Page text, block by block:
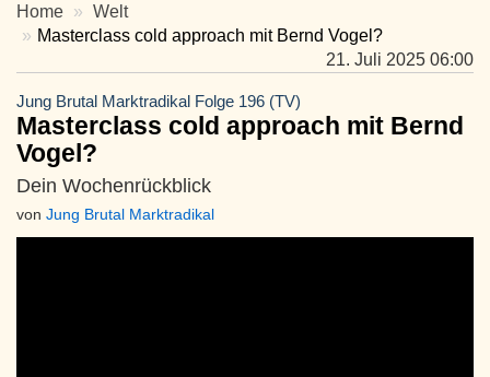
Home
Welt
Masterclass cold approach mit Bernd Vogel?
21. Juli 2025 06:00
Jung Brutal Marktradikal Folge 196 (TV)
Masterclass cold approach mit Bernd
Vogel?
Dein Wochenrückblick
von Jung Brutal Marktradikal